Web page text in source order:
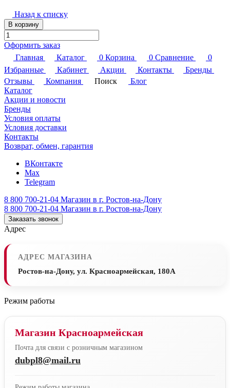
Назад к списку
В корзину
Оформить заказ
Главная
Каталог 0 Корзина 0 Сравнение
0
Избранные
Кабинет Акции Контакты
Бренды
Отзывы
Компания Поиск
Блог
Каталог
Акции и новости
Бренды
Условия оплаты
Условия доставки
Контакты
Возврат, обмен, гарантия
ВКонтакте
Max
Telegram
8 800 700-21-04 Магазин в г. Ростов-на-Дону
8 800 700-21-04 Магазин в г. Ростов-на-Дону
Заказать звонок
Адрес
АДРЕС МАГАЗИНА
Ростов-на-Дону, ул. Красноармейская, 180А
Режим работы
Магазин Красноармейская
Почта для связи с розничным магазином
dubpl8@mail.ru